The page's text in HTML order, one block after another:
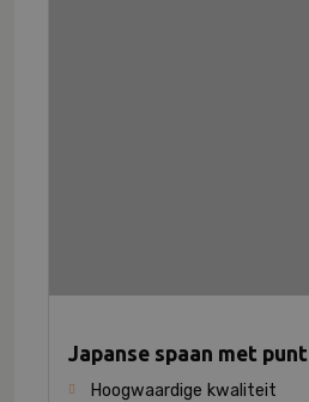
Japanse spaan met punt
Hoogwaardige kwaliteit